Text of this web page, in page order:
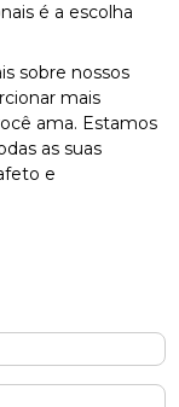
é a escolha
sobre nossos
mais
ama. Estamos
as suas
e